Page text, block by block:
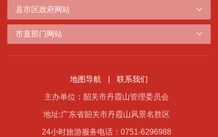
县市区政府网站
市直部门网站
地图导航 联系我们
主办单位：韶关市丹霞山管理委员会
地址:广东省韶关市丹霞山风景名胜区
24小时旅游服务电话：0751-6296988